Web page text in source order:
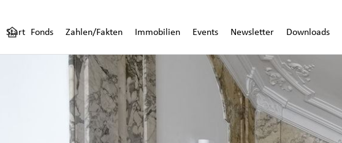
Start Fonds Zahlen/Fakten Immobilien Events Newsletter Downloads